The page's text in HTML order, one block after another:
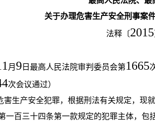
关于办理危害生产安全刑事案
法释〔2015
月 9 日最高人民法院审判委员会第1665
次会议通过）
害生产安全犯罪，根据刑法有关规定，现
一百三十四条第一款规定的犯罪主体，